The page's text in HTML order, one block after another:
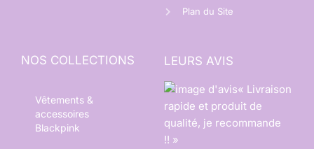
Plan du Site
NOS COLLECTIONS
Vêtements &
accessoires
Blackpink
LEURS AVIS
« Livraison
rapide et produit de
qualité, je recommande
!! »